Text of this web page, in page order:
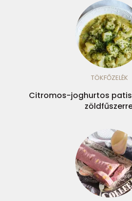
TÖKFŐZELÉK
Citromos-joghurtos